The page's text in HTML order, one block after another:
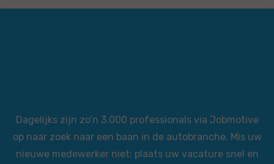
Dagelijks zijn zo’n 3.000 professionals via Jobmotive
op naar zoek naar een baan in de autobranche. Mis uw
nieuwe medewerker niet: plaats uw vacature snel en